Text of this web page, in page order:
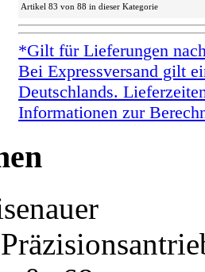
Artikel 83 von 88 in dieser Kategorie
*Gilt für Lieferungen
Bei Expressversand gilt
Deutschlands.
Informationen zur